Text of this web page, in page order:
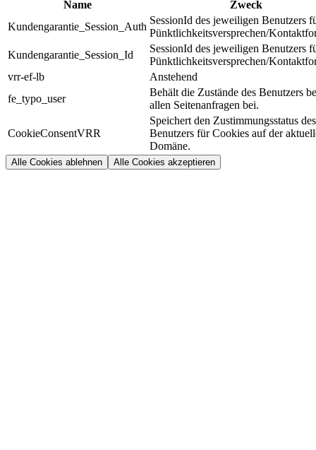
Name
Zweck
Kundengarantie_Session_Auth
SessionId des jeweiligen Benutzers
Pünktlichkeitsversprechen/
Kundengarantie_Session_Id
SessionId des jeweiligen Benutzers
Pünktlichkeitsversprechen/
vrr-ef-lb
Anstehend
fe_typo_user
Behält die Zustände des Benutzers
allen Seitenanfragen bei.
CookieConsentVRR
Speichert den Zustimmungsstatus des
Benutzers für Cookies auf der
Domäne.
Alle Cookies ablehnen Alle Cookies akzeptieren